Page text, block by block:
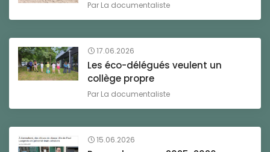
Par La documentaliste
17.06.2026
Les éco-délégués veulent un
collège propre
Par La documentaliste
15.06.2026